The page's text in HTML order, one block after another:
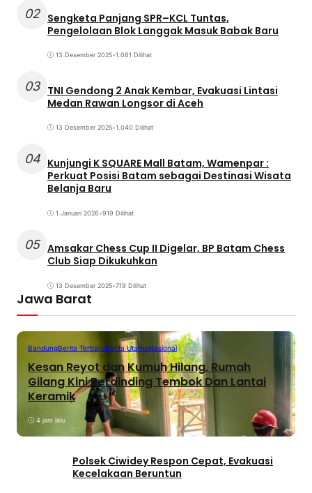
02 Sengketa Panjang SPR–KCL Tuntas,
Pengelolaan Blok Langgak Masuk Babak Baru
13 Desember 2025•1.081 Dilihat
03 TNI Gendong 2 Anak Kembar, Evakuasi Lintasi
Medan Rawan Longsor di Aceh
13 Desember 2025•1.040 Dilihat
04 Kunjungi K SQUARE Mall Batam, Wamenpar :
Perkuat Posisi Batam sebagai Destinasi Wisata
Belanja Baru
1 Januari 2026•919 Dilihat
05 Amsakar Chess Cup II Digelar, BP Batam Chess
Club Siap Dikukuhkan
13 Desember 2025•719 Dilihat
Jawa Barat
BandungBerita TerbaruBerita UtamaNasional
Kesan Reyot dan Kumuh Hilang, Rumah
Gilang Kini Berdinding Tembok Dan Lantai
Keramik
4 jam lalu
Polsek Ciwidey Respon Cepat, Evakuasi
Kecelakaan Beruntun